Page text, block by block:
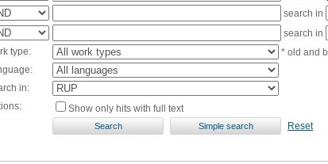
search in
search in
type:
* old and
in:
Show only hits with full text
Reset